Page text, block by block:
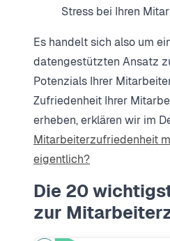
Stress bei Ihren
Es handelt sich also um
datengestützten Ansatz
Potenzials Ihrer
Zufriedenheit Ihrer
erheben, erklären wir im
Mitarbeiterzufriedenheit
eigentlich?
Die 20
zur